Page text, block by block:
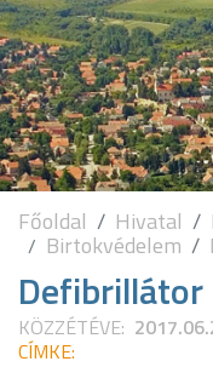
Főoldal Hivatal
Birtokvédelem
Defibrillátor
KÖZZÉTÉVE:
CÍMKE: